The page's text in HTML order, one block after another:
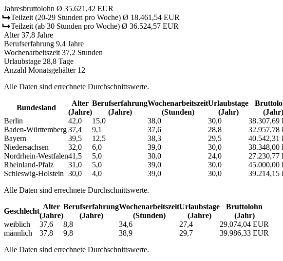
Jahresbruttolohn Ø 35.621,42 EUR
Teilzeit (20-29 Stunden pro Woche) Ø 18.461,54 EUR
Teilzeit (ab 30 Stunden pro Woche) Ø 36.524,57 EUR
Alter 37,8 Jahre
Berufserfahrung 9,4 Jahre
Wochenarbeitszeit 37,2 Stunden
Urlaubstage 28,8 Tage
Anzahl Monatsgehälter 12
Alle Daten sind errechnete Durchschnittswerte.
Bundesland
Alter
(Jahre)
Berufs­erfahrung
(Jahre)
Wochen­arbeitszeit
(Stunden)
Urlaubs­tage
(Jahr)
(Jahr)
Berlin
42,0 15,0 38,0 30,0
38.307,69
Baden-Württemberg37,4 9,1 37,6 28,8
32.957,78
Bayern
39,5 12,5 38,3 29,5
40.542,31
Niedersachsen
32,0 6,0 39,0 30,0
38.348,00
Nordrhein-Westfalen41,5 5,0 30,0 24,0
27.230,77
Rheinland-Pfalz
31,0 5,0 39,0 30,0
45.000,00
Schleswig-Holstein 30,0 4,0 39,0 30,0
39.214,15
Alle Daten sind errechnete Durchschnittswerte.
Geschlecht
Alter
(Jahre)
Berufs­erfahrung
(Jahre)
Wochen­arbeitszeit
(Stunden)
Urlaubs­tage
(Jahre)
Bruttolohn
(Jahr)
weiblich
37,6 8,8 34,6 27,4
29.074,04 EUR
männlich
37,8 9,8 38,9 29,7
39.986,33 EUR
Alle Daten sind errechnete Durchschnittswerte.